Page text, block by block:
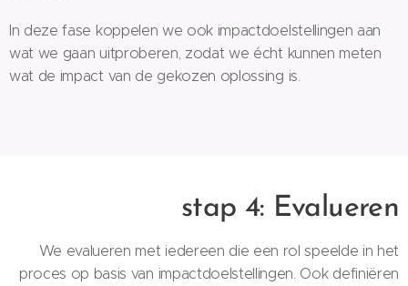
In deze fase koppelen we ook impactdoelstellingen aan
wat we gaan uitproberen, zodat we écht kunnen meten
wat de impact van de gekozen oplossing is.
stap 4: Evalueren
We evalueren met iedereen die een rol speelde in het
proces op basis van impactdoelstellingen. Ook definiëren